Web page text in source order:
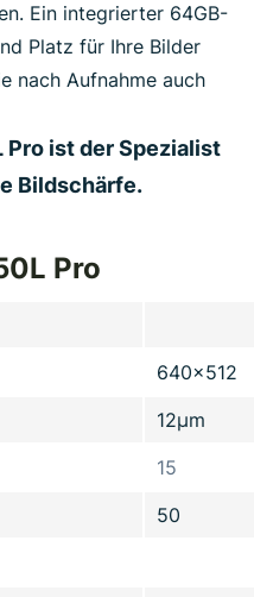
Ein integrierter 64GB-
Platz für Ihre Bilder
nach Aufnahme auch
Pro ist der Spezialist
Bildschärfe.
Pro
640x512
12µm
15
50